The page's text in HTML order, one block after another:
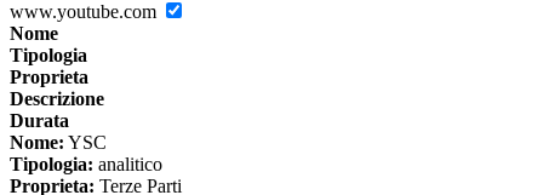
www.youtube.com
Nome
Tipologia
Proprieta
Descrizione
Durata
Nome: YSC
Tipologia: analitico
Proprieta: Terze Parti